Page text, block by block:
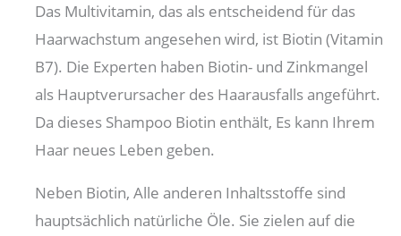
Das Multivitamin, das als entscheidend für das
Haarwachstum angesehen wird, ist Biotin (Vitamin
B7). Die Experten haben Biotin- und Zinkmangel
als Hauptverursacher des Haarausfalls angeführt.
Da dieses Shampoo Biotin enthält, Es kann Ihrem
Haar neues Leben geben.
Neben Biotin, Alle anderen Inhaltsstoffe sind
hauptsächlich natürliche Öle. Sie zielen auf die